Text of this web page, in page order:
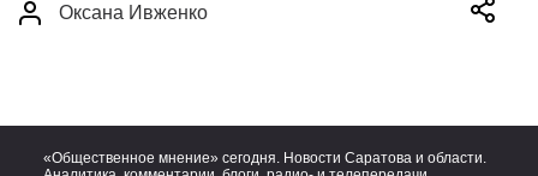
Оксана Ивженко
«Общественное мнение» сегодня. Новости Саратова и области.